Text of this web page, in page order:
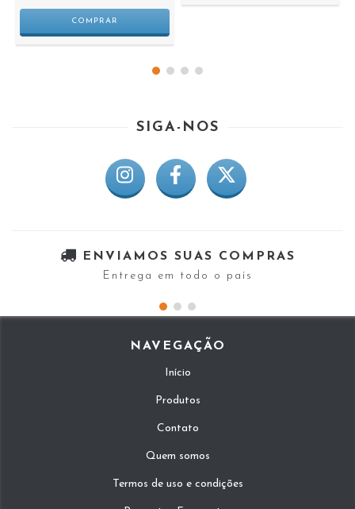
SIGA-NOS
ENVIAMOS SUAS COMPRAS
Entrega em todo o país
NAVEGAÇÃO
Início
Produtos
Contato
Quem somos
Termos de uso e condições